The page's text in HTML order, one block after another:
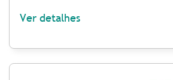
Ver detalhes